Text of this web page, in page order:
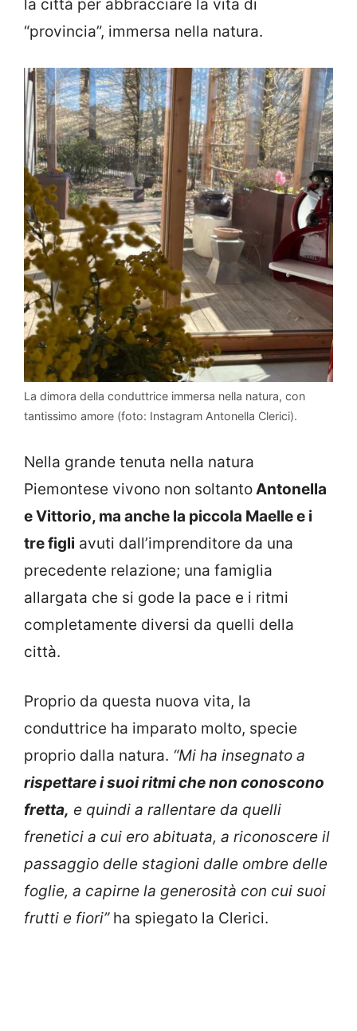
la città per abbracciare la vita di
“provincia”, immersa nella natura.
La dimora della conduttrice immersa nella natura, con
tantissimo amore (foto: Instagram Antonella Clerici).
Nella grande tenuta nella natura
Piemontese vivono non soltantoAntonella
e Vittorio, ma anche la piccola Maelle e i
tre figli avuti dall’imprenditore da una
precedente relazione; una famiglia
allargata che si gode la pace e i ritmi
completamente diversi da quelli della
città.
Proprio da questa nuova vita, la
conduttrice ha imparato molto, specie
proprio dalla natura. “Mi ha insegnato a
rispettare i suoi ritmi che non conoscono
fretta, e quindi a rallentare da quelli
frenetici a cui ero abituata, a riconoscere il
passaggio delle stagioni dalle ombre delle
foglie, a capirne la generosità con cui suoi
frutti e fiori”ha spiegato la Clerici.